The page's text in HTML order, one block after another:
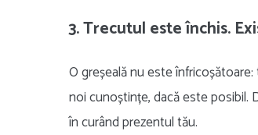
3. Trecutul este închis.
O greșeală nu este
noi cunoștințe, dacă este posibil.
în curând prezentul tău.